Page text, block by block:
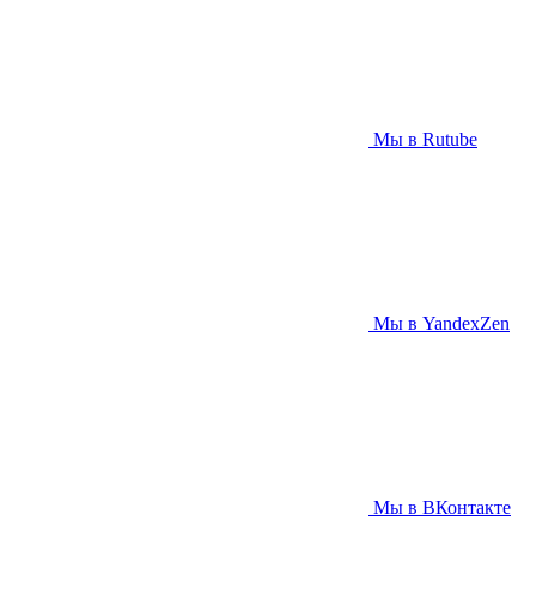
Мы в Rutube
Мы в YandexZen
Мы в ВКонтакте